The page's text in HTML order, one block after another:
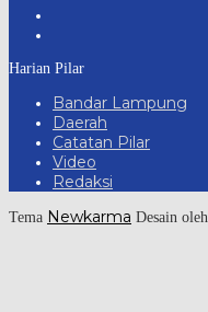
Harian Pilar
Bandar Lampung
Daerah
Catatan Pilar
Video
Redaksi
Tema Newkarma Desain oleh